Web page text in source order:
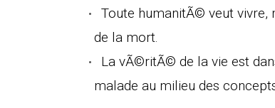
Toute humanitÃ© veut vivre,
de la mort.
La vÃ©ritÃ© de la vie est
malade au milieu des